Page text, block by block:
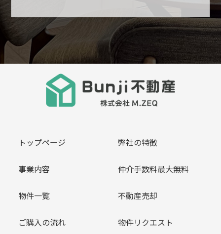
トップページ 弊社の特徴
事業内容 仲介手数料最大無料
物件一覧 不動産売却
ご購入の流れ 物件リクエスト